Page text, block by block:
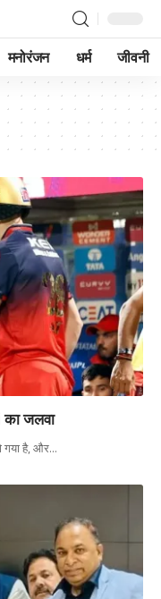
मनोरंजन धर्म जीवनी
जलवा
गया है, और…